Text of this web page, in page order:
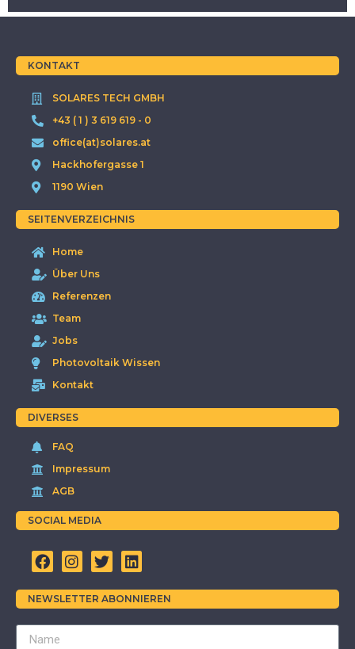
KONTAKT
SOLARES TECH GMBH
+43 ( 1 ) 3 619 619 - 0
office(at)solares.at
Hackhofergasse 1
1190 Wien
SEITENVERZEICHNIS
Home
Über Uns
Referenzen
Team
Jobs
Photovoltaik Wissen
Kontakt
DIVERSES
FAQ
Impressum
AGB
SOCIAL MEDIA
NEWSLETTER ABONNIEREN